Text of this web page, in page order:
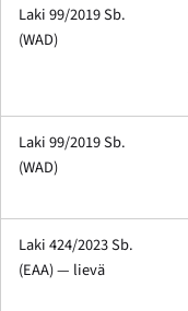
Laki 99/2019 Sb.
(WAD)
Laki 99/2019 Sb.
(WAD)
Laki 424/2023 Sb.
(EAA) — lievä